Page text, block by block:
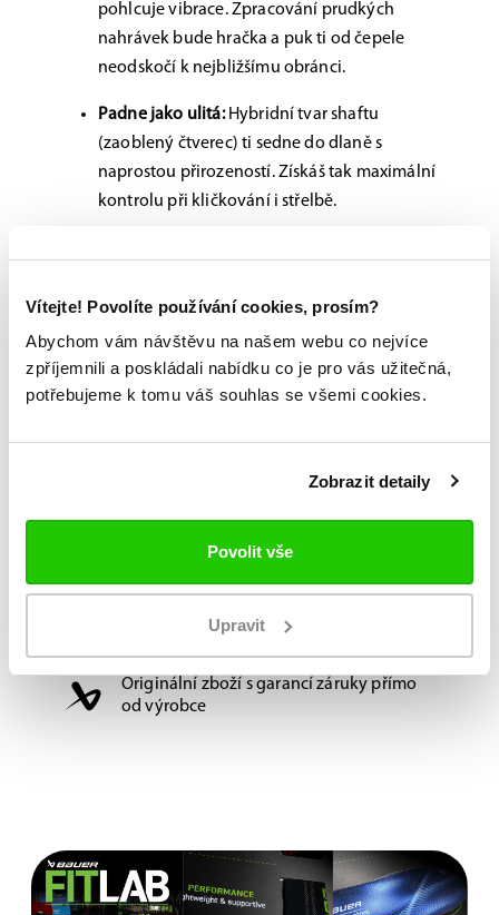
Vítejte! Povolíte používání cookies, prosím?
Abychom vám návštěvu na našem webu co nejvíce
zpříjemnili a poskládali nabídku co je pro vás užitečná,
potřebujeme k tomu váš souhlas se všemi cookies.
Zobrazit detaily
Povolit vše
Upravit
pohlcuje vibrace. Zpracování prudkých
nahrávek bude hračka a puk ti od čepele
neodskočí k nejbližšímu obránci.
Padne jako ulitá:Hybridní tvar shaftu
(zaoblený čtverec) ti sedne do dlaně s
naprostou přirozeností. Získáš tak maximální
kontrolu při kličkování i střelbě.
prostě budeš zářit – teď už to jen stačí
potvrdit nějakým tím gólem.
Sečteno a podtrženo:
Lehká konstrukce a
pukem na nový level. Je to spolehlivý parťák pro
Možnost vyzkoušení a výběru na míru na
Originální zboží s garancí záruky přímo
od výrobce